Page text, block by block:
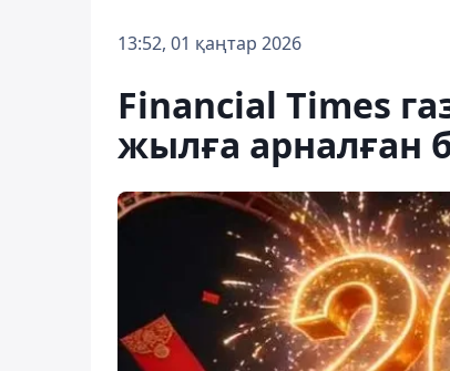
13:52, 01 қаңтар 2026
Financial Times
жылға